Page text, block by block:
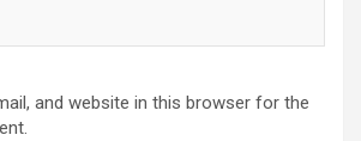
and website in this browser for the